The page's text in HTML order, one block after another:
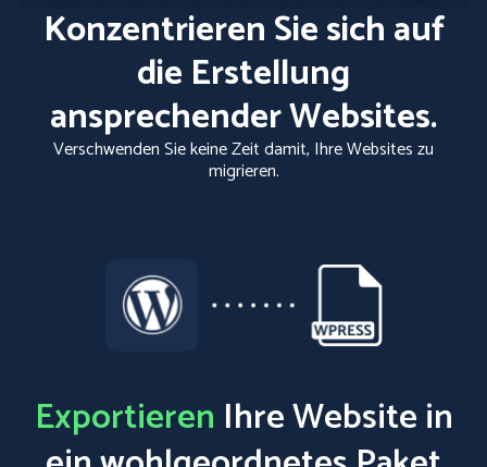
Konzentrieren Sie sich auf
die Erstellung
ansprechender Websites.
Verschwenden Sie keine Zeit damit, Ihre Websites zu
migrieren.
Exportieren Ihre Website in